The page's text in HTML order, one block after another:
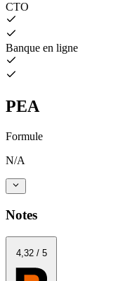
CTO
Banque en ligne
PEA
Formule
N/A
Notes
4,32/ 5